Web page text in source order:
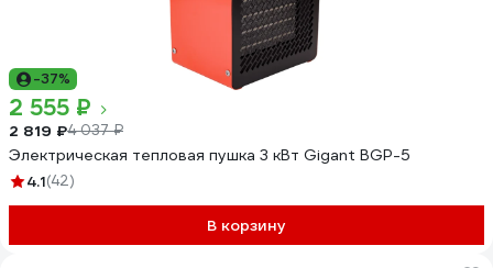
-37%
2 555 ₽
2 819 ₽4 037 ₽
Электрическая тепловая пушка 3 кВт Gigant BGP-5
4.1(42)
В корзину